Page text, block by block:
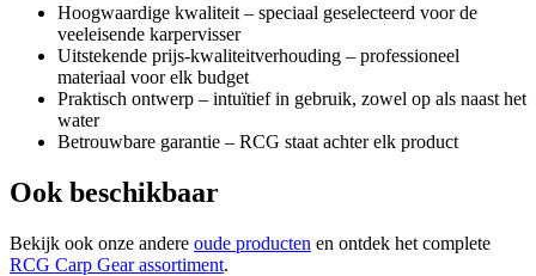
Hoogwaardige kwaliteit – speciaal geselecteerd voor de
veeleisende karpervisser
Uitstekende prijs-kwaliteitverhouding – professioneel
materiaal voor elk budget
Praktisch ontwerp – intuïtief in gebruik, zowel op als naast het
water
Betrouwbare garantie – RCG staat achter elk product
Ook beschikbaar
Bekijk ook onze andere oude producten en ontdek het complete
RCG Carp Gear assortiment.